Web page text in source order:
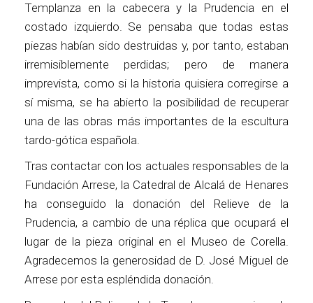
Templanza en la cabecera y la Prudencia en el
costado izquierdo. Se pensaba que todas estas
piezas habían sido destruidas y, por tanto, estaban
irremisiblemente perdidas; pero de manera
imprevista, como si la historia quisiera corregirse a
sí misma, se ha abierto la posibilidad de recuperar
una de las obras más importantes de la escultura
tardo-gótica española.
Tras contactar con los actuales responsables de la
Fundación Arrese, la Catedral de Alcalá de Henares
ha conseguido la donación del Relieve de la
Prudencia, a cambio de una réplica que ocupará el
lugar de la pieza original en el Museo de Corella.
Agradecemos la generosidad de D. José Miguel de
Arrese por esta espléndida donación.